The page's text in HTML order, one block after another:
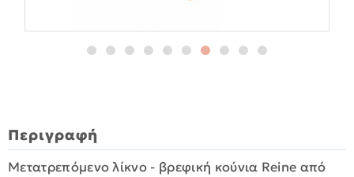
Περιγραφή
Μετατρεπόμενο λίκνο - βρεφική κούνια Reine από